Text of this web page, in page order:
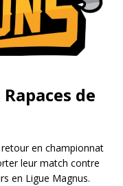
de
en championnat
leur match contre
en Ligue Magnus.